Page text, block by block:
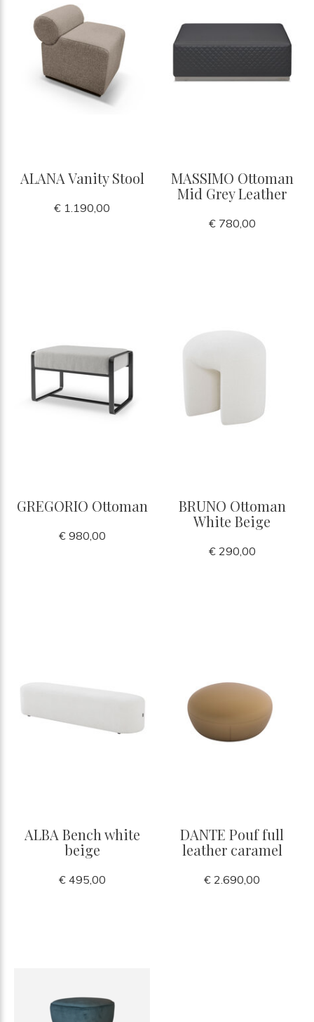
ALANA Vanity Stool
€ 1.190,00
MASSIMO Ottoman
Mid Grey Leather
€ 780,00
GREGORIO Ottoman
€ 980,00
BRUNO Ottoman
White Beige
€ 290,00
ALBA Bench white
beige
€ 495,00
DANTE Pouf full
leather caramel
€ 2.690,00